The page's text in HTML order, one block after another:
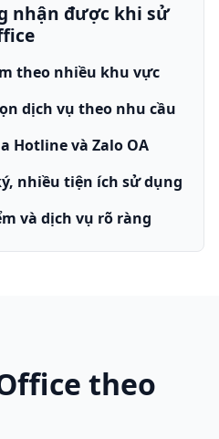
nhận được khi sử
theo nhiều khu vực
dịch vụ theo nhu cầu
Hotline và Zalo OA
nhiều tiện ích sử dụng
và dịch vụ rõ ràng
theo